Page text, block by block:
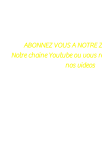
ABONNEZ VOUS A NOTRE
Notre chaine Youtube ou vous
nos videos